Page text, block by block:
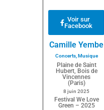
Voir sur
Facebook
Camille Yembe
Concerts,Musique
Plaine de Saint
Hubert, Bois de
Vincennes
(Paris)
8 juin 2025
Festival We Love
Green – 2025